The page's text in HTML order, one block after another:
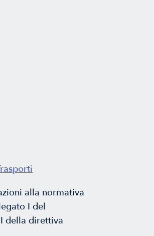
alla normativa
I del
della direttiva